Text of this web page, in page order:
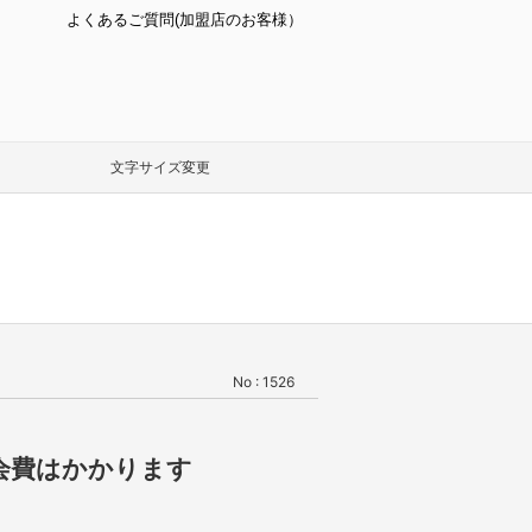
よくあるご質問(加盟店のお客様）
文字サイズ変更
No : 1526
費はかかります